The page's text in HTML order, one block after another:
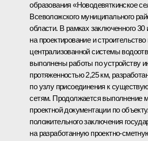
образования «Новодевяткинское
Всеволожского муниципального
области. В рамках заключенного 30
на проектирование и
централизованной системы
выполнены работы по устройству
протяженностью 2,25 км,
по узлу присоединения к
сетям. Продолжается выполнение
проектной документации по
положительного заключения
на разработанную проектно-